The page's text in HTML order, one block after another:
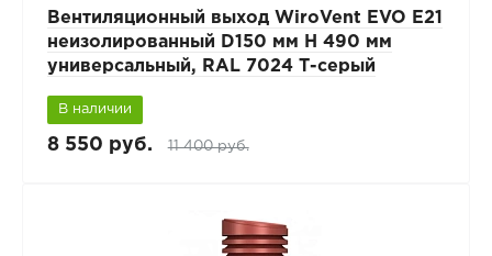
Вентиляционный выход WiroVent EVO E21
неизолированный D150 мм Н 490 мм
универсальный, RAL 7024 Т-серый
В наличии
8 550 руб. 11 400 руб.